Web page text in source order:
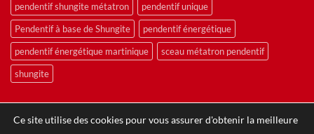
pendentif shungite métatron
pendentif unique
Pendentif à base de Shungite
pendentif énergétique
pendentif énergétique martinique
sceau métatron pendentif
shungite
Ce site utilise des cookies pour vous assurer d'obtenir la meilleure